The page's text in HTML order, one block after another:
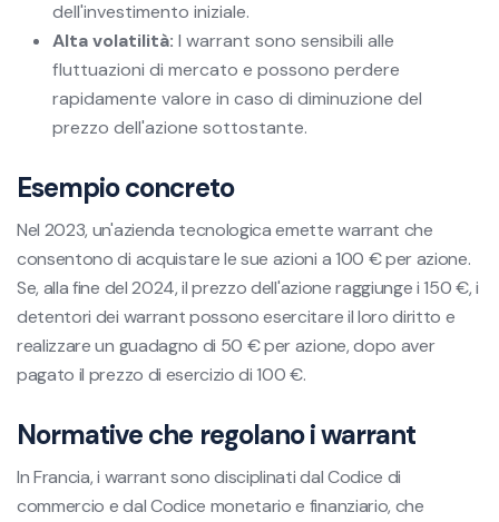
dell'investimento iniziale.
Alta volatilità: I warrant sono sensibili alle
fluttuazioni di mercato e possono perdere
rapidamente valore in caso di diminuzione del
prezzo dell'azione sottostante.
Esempio concreto
Nel 2023, un'azienda tecnologica emette warrant che
consentono di acquistare le sue azioni a 100 € per azione.
Se, alla fine del 2024, il prezzo dell'azione raggiunge i 150 €, i
detentori dei warrant possono esercitare il loro diritto e
realizzare un guadagno di 50 € per azione, dopo aver
pagato il prezzo di esercizio di 100 €.
Normative che regolano i warrant
In Francia, i warrant sono disciplinati dal Codice di
commercio e dal Codice monetario e finanziario, che